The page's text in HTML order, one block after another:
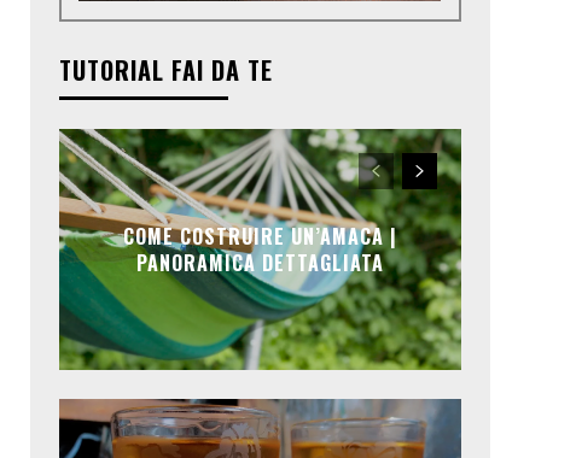
TUTORIAL FAI DA TE
COME COSTRUIRE UN’AMACA |
PANORAMICA DETTAGLIATA